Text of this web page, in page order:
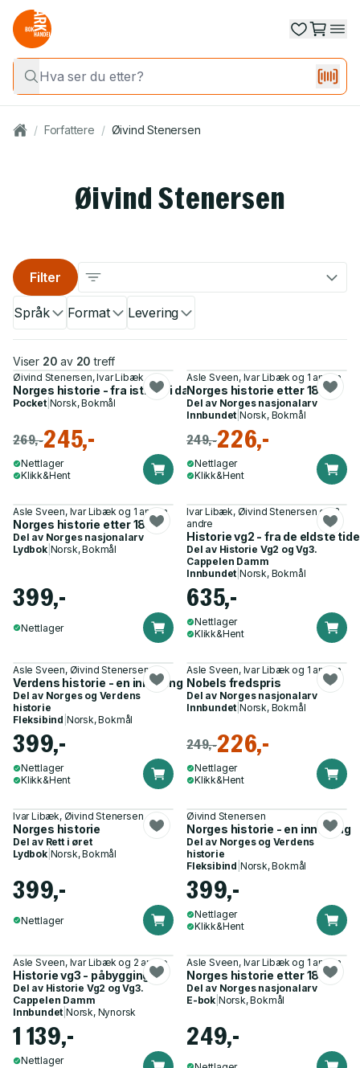
/ Forfattere / Øivind Stenersen
Øivind Stenersen
Språk Format Levering
Filter
Viser 20 av 20 treff
Øivind Stenersen, Ivar Libæk
Norges historie - fra istid til i dag
Pocket| Norsk, Bokmål
269,-245,-
Nettlager
Klikk&Hent
Asle Sveen, Ivar Libæk og 1 annen
Norges historie etter 1814
Del av Norges nasjonalarv
Innbundet |Norsk, Bokmål
249,-226,-
Nettlager
Klikk&Hent
Asle Sveen, Ivar Libæk og 1 annen
Norges historie etter 1814
Del av Norges nasjonalarv
Lydbok| Norsk, Bokmål
399,-
Nettlager
Ivar Libæk, Øivind Stenersen og 2
andre
Historie vg2 - fra de eldste
Del av Historie Vg2 og Vg3.
Cappelen Damm
Innbundet |Norsk, Bokmål
635,-
Nettlager
Klikk&Hent
Asle Sveen, Øivind Stenersen
Verdens historie - en innføring
Del av Norges og Verdens
historie
Fleksibind Norsk, Bokmål
399,-
Nettlager
Klikk&Hent
Asle Sveen, Ivar Libæk og 1 annen
Nobels fredspris
Del av Norges nasjonalarv
Innbundet |Norsk, Bokmål
249,-226,-
Nettlager
Klikk&Hent
Ivar Libæk, Øivind Stenersen
Norges historie
Del av Rett i øret
Lydbok| Norsk, Bokmål
399,-
Nettlager
Øivind Stenersen
Norges historie - en innføring
Del av Norges og Verdens
historie
Fleksibind Norsk, Bokmål
399,-
Nettlager
Klikk&Hent
Asle Sveen, Ivar Libæk og 2 andre
Historie vg3 - påbygging
Del av Historie Vg2 og Vg3.
Cappelen Damm
Innbundet |Norsk, Nynorsk
1 139,-
Nettlager
Asle Sveen, Ivar Libæk og 1 annen
Norges historie etter 1814
Del av Norges nasjonalarv
E-bok Norsk, Bokmål
249,-